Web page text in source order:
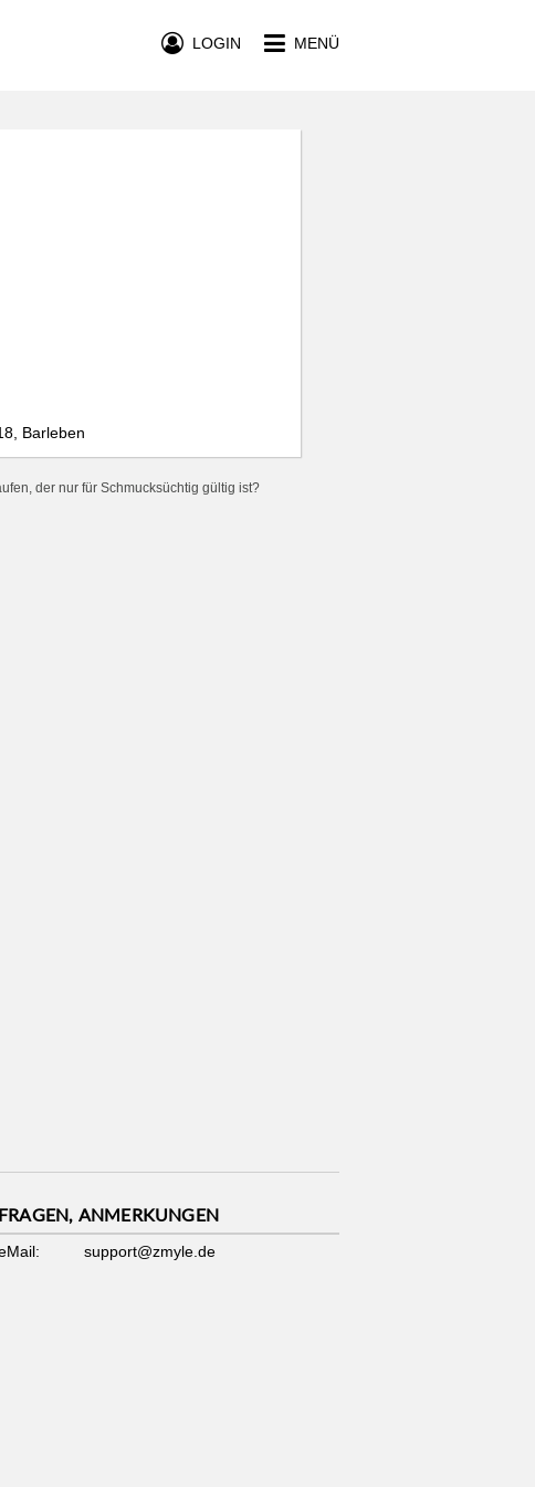
MENÜ
LOGIN
Barleben
der nur für Schmucksüchtig gültig ist?
FRAGEN, ANMERKUNGEN
support@zmyle.de